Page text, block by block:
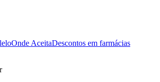
Onde AceitaDescontos em farmácias